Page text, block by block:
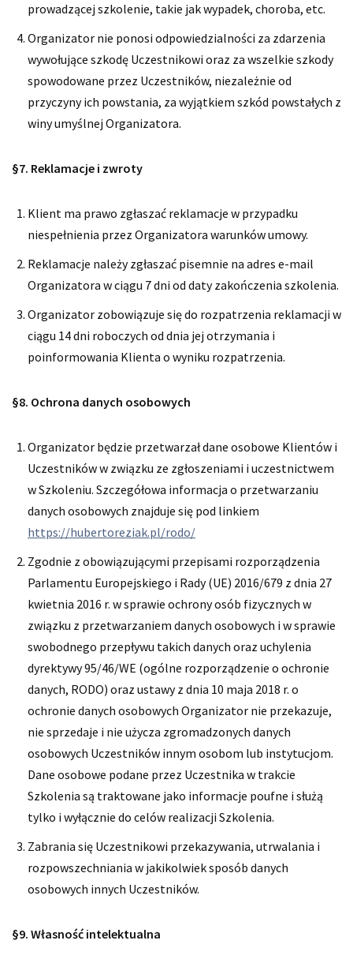
prowadzącej szkolenie, takie jak wypadek, choroba, etc.
Organizator nie ponosi odpowiedzialności za zdarzenia
wywołujące szkodę Uczestnikowi oraz za wszelkie szkody
spowodowane przez Uczestników, niezależnie od
przyczyny ich powstania, za wyjątkiem szkód powstałych z
winy umyślnej Organizatora.
§7. Reklamacje i zwroty
Klient ma prawo zgłaszać reklamacje w przypadku
niespełnienia przez Organizatora warunków umowy.
Reklamacje należy zgłaszać pisemnie na adres e-mail
Organizatora w ciągu 7 dni od daty zakończenia szkolenia.
Organizator zobowiązuje się do rozpatrzenia reklamacji w
ciągu 14 dni roboczych od dnia jej otrzymania i
poinformowania Klienta o wyniku rozpatrzenia.
§8. Ochrona danych osobowych
Organizator będzie przetwarzał dane osobowe Klientów i
Uczestników w związku ze zgłoszeniami i uczestnictwem
w Szkoleniu. Szczegółowa informacja o przetwarzaniu
danych osobowych znajduje się pod linkiem
https://hubertoreziak.pl/rodo/
Zgodnie z obowiązującymi przepisami rozporządzenia
Parlamentu Europejskiego i Rady (UE) 2016/679 z dnia 27
kwietnia 2016 r. w sprawie ochrony osób fizycznych w
związku z przetwarzaniem danych osobowych i w sprawie
swobodnego przepływu takich danych oraz uchylenia
dyrektywy 95/46/WE (ogólne rozporządzenie o ochronie
danych, RODO) oraz ustawy z dnia 10 maja 2018 r. o
ochronie danych osobowych Organizator nie przekazuje,
nie sprzedaje i nie użycza zgromadzonych danych
osobowych Uczestników innym osobom lub instytucjom.
Dane osobowe podane przez Uczestnika w trakcie
Szkolenia są traktowane jako informacje poufne i służą
tylko i wyłącznie do celów realizacji Szkolenia.
Zabrania się Uczestnikowi przekazywania, utrwalania i
rozpowszechniania w jakikolwiek sposób danych
osobowych innych Uczestników.
§9. Własność intelektualna